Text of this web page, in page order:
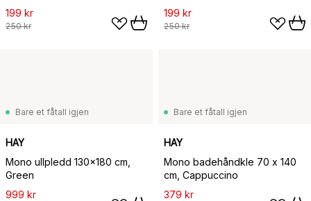
199 kr
250 kr
199 kr
250 kr
Bare et fåtall igjen
HAY
Mono ullpledd 130x180 cm,
Green
999 kr
Bare et fåtall igjen
HAY
Mono badehåndkle 70 x 140
cm, Cappuccino
379 kr